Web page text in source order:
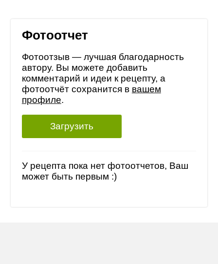
Фотоотчет
Фотоотзыв — лучшая благодарность
автору. Вы можете добавить
комментарий и идеи к рецепту, а
фотоотчёт сохранится в вашем
профиле.
Загрузить
У рецепта пока нет фотоотчетов, Ваш
может быть первым :)